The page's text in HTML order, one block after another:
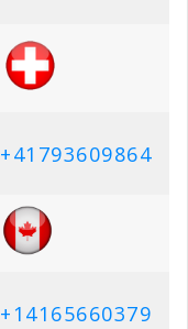
+41793609864
+14165660379